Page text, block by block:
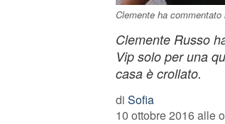
Clemente ha
Clemente Russo
Vip solo per una
casa è crollato.
di Sofia
10 ottobre 2016 alle